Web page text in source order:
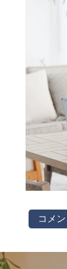
コメン